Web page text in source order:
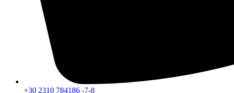
+30 2310 784186 -7-8